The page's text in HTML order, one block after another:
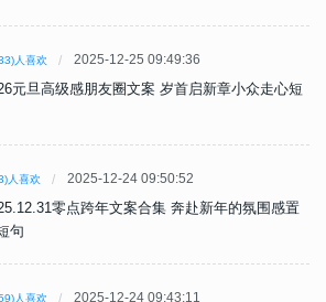
人喜欢 2025-12-25 09:49:36
元旦高级感朋友圈文案 岁首启新章小众走心短
人喜欢 2025-12-24 09:50:52
零点跨年文案合集 奔赴新年的氛围感置
句
人喜欢 2025-12-24 09:43:11